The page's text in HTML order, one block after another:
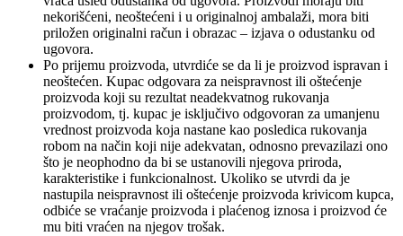
nekorišćeni, neoštećeni i u originalnoj ambalaži, mora biti
priložen originalni račun i obrazac – izjava o odustanku od
ugovora.
Po prijemu proizvoda, utvrdiće se da li je proizvod ispravan i
neoštećen. Kupac odgovara za neispravnost ili oštećenje
proizvoda koji su rezultat neadekvatnog rukovanja
proizvodom, tj. kupac je isključivo odgovoran za umanjenu
vrednost proizvoda koja nastane kao posledica rukovanja
robom na način koji nije adekvatan, odnosno prevazilazi ono
što je neophodno da bi se ustanovili njegova priroda,
karakteristike i funkcionalnost. Ukoliko se utvrdi da je
nastupila neispravnost ili oštećenje proizvoda krivicom kupca,
odbiće se vraćanje proizvoda i plaćenog iznosa i proizvod će
mu biti vraćen na njegov trošak.